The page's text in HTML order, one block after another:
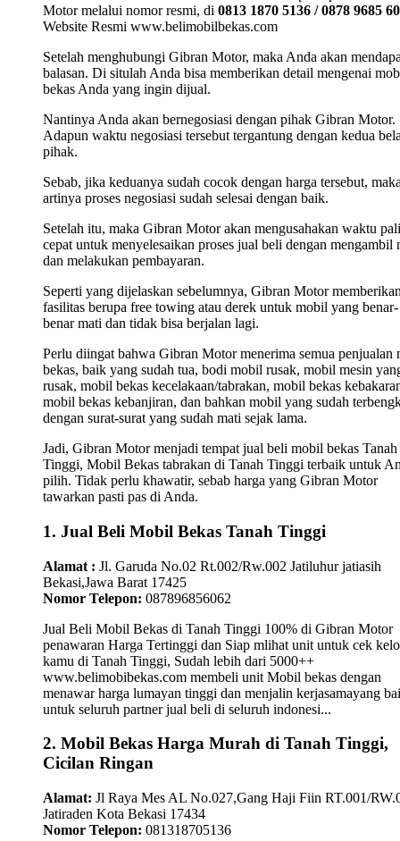
Motor melalui nomor resmi, di 0813 1870 5136 / 0878 9685
Website Resmi www.belimobilbekas.com
Setelah menghubungi Gibran Motor, maka Anda akan
balasan. Di situlah Anda bisa memberikan detail mengenai
bekas Anda yang ingin dijual.
Nantinya Anda akan bernegosiasi dengan pihak Gibran Motor.
Adapun waktu negosiasi tersebut tergantung dengan kedua
pihak.
Sebab, jika keduanya sudah cocok dengan harga tersebut,
artinya proses negosiasi sudah selesai dengan baik.
Setelah itu, maka Gibran Motor akan mengusahakan waktu
cepat untuk menyelesaikan proses jual beli dengan mengambil
dan melakukan pembayaran.
Seperti yang dijelaskan sebelumnya, Gibran Motor
fasilitas berupa free towing atau derek untuk mobil yang benar-
benar mati dan tidak bisa berjalan lagi.
Perlu diingat bahwa Gibran Motor menerima semua penjualan
bekas, baik yang sudah tua, bodi mobil rusak, mobil mesin
rusak, mobil bekas kecelakaan/tabrakan, mobil bekas
mobil bekas kebanjiran, dan bahkan mobil yang sudah
dengan surat-surat yang sudah mati sejak lama.
Jadi, Gibran Motor menjadi tempat jual beli mobil bekas Tanah
Tinggi, Mobil Bekas tabrakan di Tanah Tinggi terbaik untuk
pilih. Tidak perlu khawatir, sebab harga yang Gibran Motor
tawarkan pasti pas di Anda.
1. Jual Beli Mobil Bekas Tanah Tinggi
Alamat : Jl. Garuda No.02 Rt.002/Rw.002 Jatiluhur jatiasih
Bekasi,Jawa Barat 17425
Nomor Telepon: 087896856062
Jual Beli Mobil Bekas di Tanah Tinggi 100% di Gibran Motor
penawaran Harga Tertinggi dan Siap mlihat unit untuk cek
kamu di Tanah Tinggi, Sudah lebih dari 5000++
www.belimobibekas.com membeli unit Mobil bekas dengan
menawar harga lumayan tinggi dan menjalin kerjasamayang
untuk seluruh partner jual beli di seluruh indonesi...
2. Mobil Bekas Harga Murah di Tanah Tinggi,
Cicilan Ringan
Alamat: Jl Raya Mes AL No.027,Gang Haji Fiin RT.001/
Jatiraden Kota Bekasi 17434
Nomor Telepon: 081318705136